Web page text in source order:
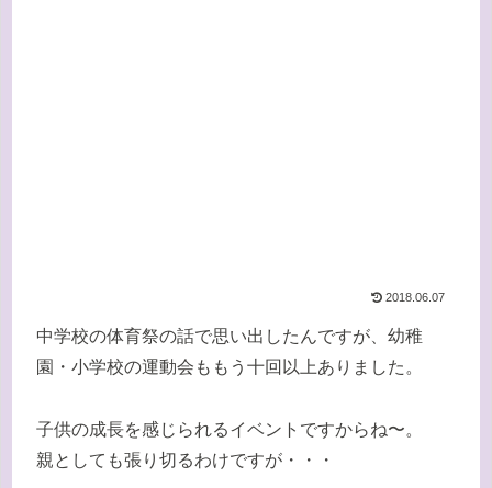
2018.06.07
中学校の体育祭の話で思い出したんですが、幼稚
園・小学校の運動会ももう十回以上ありました。
子供の成長を感じられるイベントですからね〜。
親としても張り切るわけですが・・・